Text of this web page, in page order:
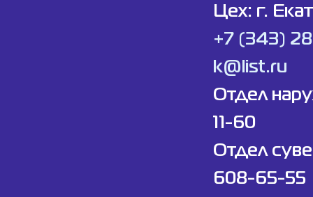
Цех: г.
+7 (343)
k@list.ru
Отдел
11-60
Отдел
608-65-55